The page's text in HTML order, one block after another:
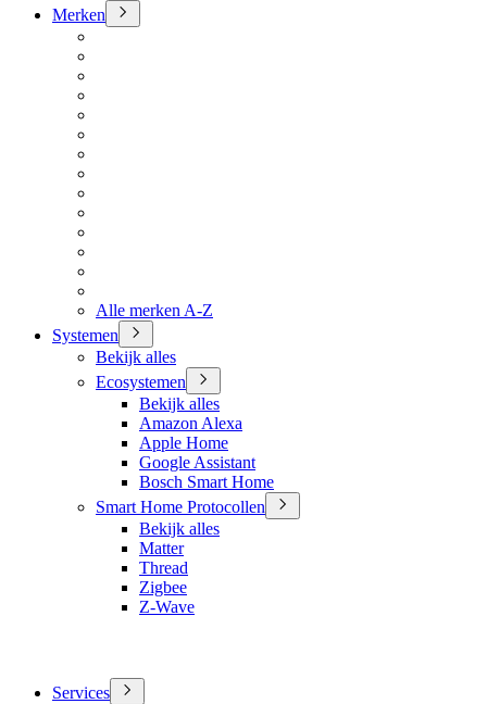
Merken
Alle merken A-Z
Systemen
Bekijk alles
Ecosystemen
Bekijk alles
Amazon Alexa
Apple Home
Google Assistant
Bosch Smart Home
Smart Home Protocollen
Bekijk alles
Matter
Thread
Zigbee
Z-Wave
Services